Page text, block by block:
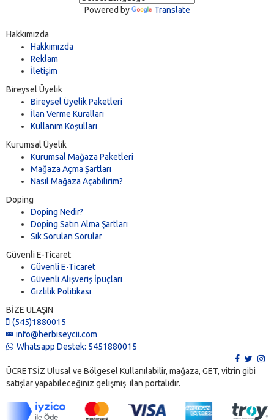
Powered by Translate
Hakkımızda
Hakkımızda
Reklam
İletişim
Bireysel Üyelik
Bireysel Üyelik Paketleri
İlan Verme Kuralları
Kullanım Koşulları
Kurumsal Üyelik
Kurumsal Mağaza Paketleri
Mağaza Açma Şartları
Nasıl Mağaza Açabilirim?
Doping
Doping Nedir?
Doping Satın Alma Şartları
Sık Sorulan Sorular
Güvenli E-Ticaret
Güvenli E-Ticaret
Güvenli Alışveriş İpuçları
Gizlilik Politikası
BİZE ULAŞIN
(545)1880015
info@herbiseycii.com
Whatsapp Destek: 5451880015
ÜCRETSİZ Ulusal ve Bölgesel Kullanılabilir, mağaza, GET, vitrin gibi
satışlar yapabileceğiniz gelişmiş ilan portalıdır.